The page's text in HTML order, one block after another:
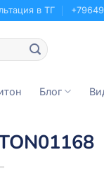
в ТГ
Блог